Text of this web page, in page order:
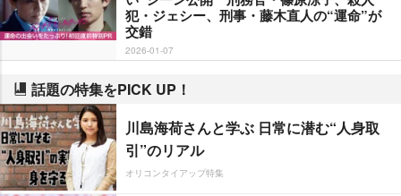
犯・ジェシー、刑事・藤木直人の“運命”が
交錯
2026-01-07
話題の特集をPICK UP！
川島海荷さんと学ぶ 日常に潜む“人身取
引”のリアル
オリコンタイアップ特集